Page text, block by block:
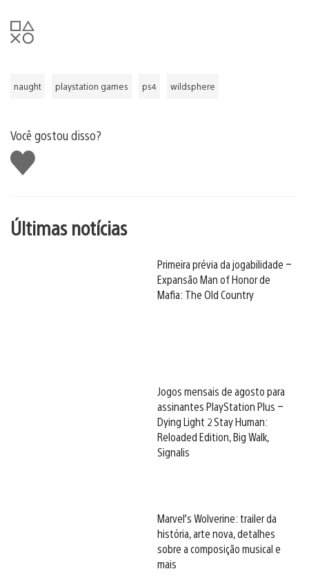
naught playstation games ps4 wildsphere
Você gostou disso?
Curtir
Últimas notícias
Primeira prévia da jogabilidade –
Expansão Man of Honor de
Mafia: The Old Country
Jogos mensais de agosto para
assinantes PlayStation Plus –
Dying Light 2 Stay Human:
Reloaded Edition, Big Walk,
Signalis
Marvel’s Wolverine: trailer da
história, arte nova, detalhes
sobre a composição musical e
mais